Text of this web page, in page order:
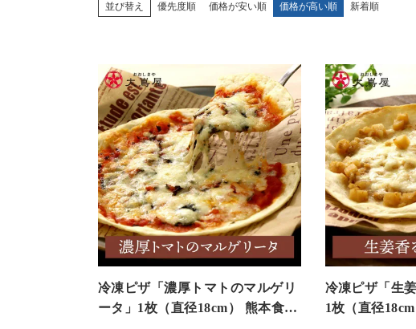
並び替え 優先度順 価格が安い順 価格が高い順 新着順
冷凍ピザ「濃厚トマトのマルゲリ
ータ」1枚（直径18cm） 熊本食材
冷凍ピザ「生
1枚（直径